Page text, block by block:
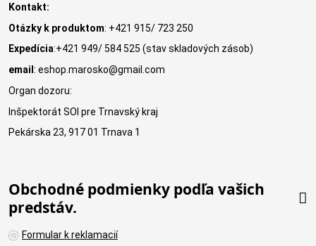
Kontakt:
Otázky k produktom: +421 915/ 723 250
Expedícia:+421 949/ 584 525 (stav skladových zásob)
email : eshop.marosko@gmail.com
Organ dozoru:
Inšpektorát SOI pre Trnavský kraj
Pekárska 23, 917 01 Trnava 1
Obchodné podmienky podľa vašich
predstáv.
Formular k reklamacií